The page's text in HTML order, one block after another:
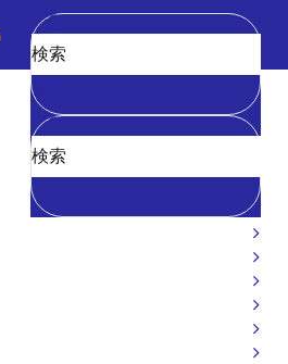
Main
navigation
消去
74FCT16543T 74FCT16543ATPVG8